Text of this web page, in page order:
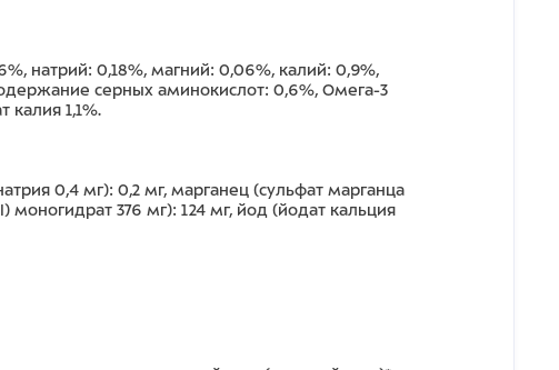
натрий: 0,18%, магний: 0,06%, калий: 0,9%,
серных аминокислот: 0,6%, Омега-3
1,1%.
0,4 мг): 0,2 мг, марганец (сульфат марганца
моногидрат 376 мг): 124 мг, йод (йодат кальция